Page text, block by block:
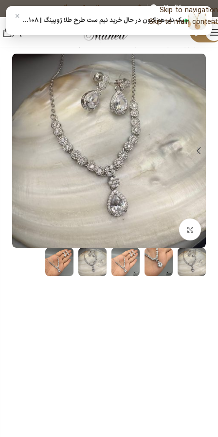
Skip to navigation
Skip to main content
پیگیری خریددریافت کد رهگیری پستی
منو
خانه زیورآلات و بدلیجات رنگ ثابت گردنبند زنانه
بزرگنمایی تصویر
یک نفر هم‌اکنون در حال خرید نیم ست طرح طلا ژوپینگ | 14020108 است ×